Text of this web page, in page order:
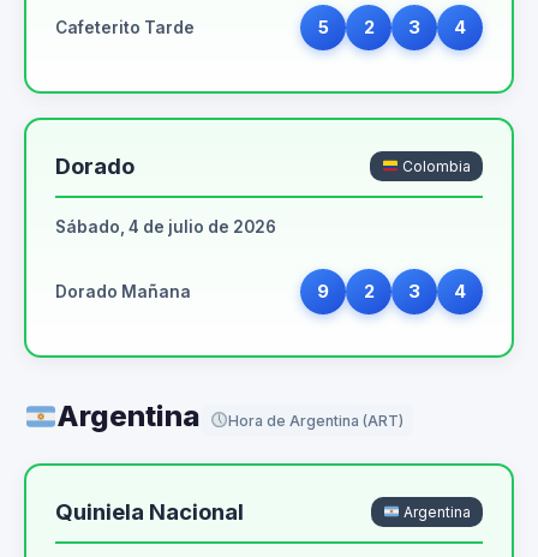
Cafeterito Tarde 5 2 3 4
Dorado Colombia
Sábado, 4 de julio de 2026
Dorado Mañana 9 2 3 4
Argentina Hora de Argentina (ART)
Quiniela Nacional Argentina